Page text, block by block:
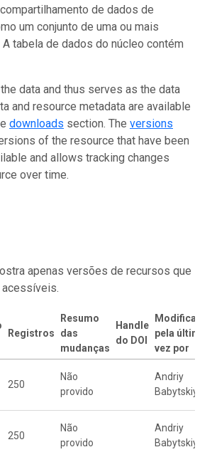
de dados de
um conjunto de uma ou mais
tabela de dados do núcleo contém
data and thus serves as the data
and resource metadata are available
downloads section. The versions
of the resource that have been
and allows tracking changes
over time.
apenas versões de recursos que
Registros
Resumo
das
mudanças
Handle
do DOI
Modificado
pela última
vez por
250
Não
provido
Andriy
Babytskiy
250
Não
provido
Andriy
Babytskiy